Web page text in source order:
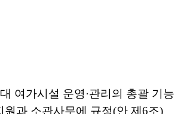
여가시설 운영·관리의 총괄 기능
원과 소관사무에 규정(안 제6조)